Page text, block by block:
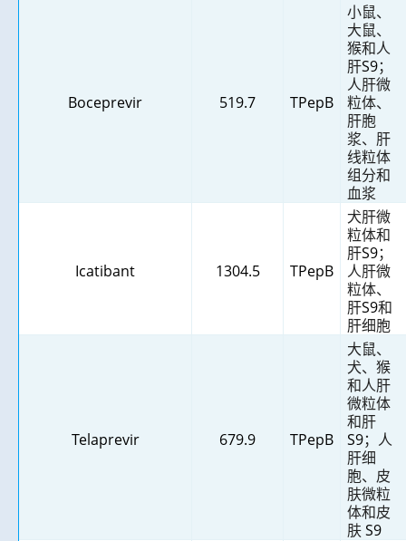
Boceprevir 519.7 TPepB
小鼠、
大鼠、
猴和人
肝S9；
人肝微
粒体、
肝胞
浆、肝
线粒体
组分和
血浆
Icatibant 1304.5 TPepB
犬肝微
粒体和
肝S9；
人肝微
粒体、
肝S9和
肝细胞
Telaprevir 679.9 TPepB
大鼠、
犬、猴
和人肝
微粒体
和肝
S9；人
肝细
胞、皮
肤微粒
体和皮
肤S9